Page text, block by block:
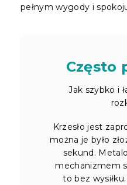
pełnym wygody i
Często
Jak szybko i
Krzesło jest
można je było
sekund.
mechanizmem
to bez wysiłku.